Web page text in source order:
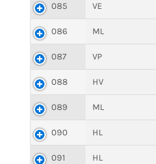
085 VE
086 ML
087 VP
088 HV
089 ML
090 HL
091 HL